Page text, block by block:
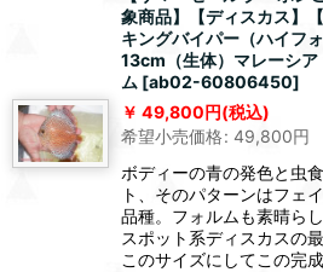
象商品】【ディスカス】
キングバイパー（ハイフ
13cm（生体）マレーシ
ム [ab02-60806450]
49,800円(税込)
希望小売価格: 49,800円
ボディーの青の発色と虫
ト、そのパターンはフェ
品種。フォルムも素晴ら
スポット系ディスカスの
このサイズにしてこの完